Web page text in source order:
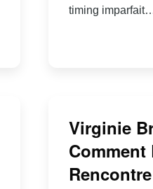
timing
Virginie
Comment